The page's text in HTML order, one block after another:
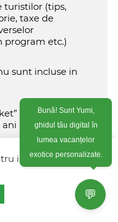
turistilor (tips,
taxe de
program etc.)
sunt incluse in
(BTC) pentru
ani
speciale precum
Anul Nou,
imbunatati
💬
Bună! Sunt Yumi,
ghidul tău digital în
lumea vacanțelor
exotice personalizate.